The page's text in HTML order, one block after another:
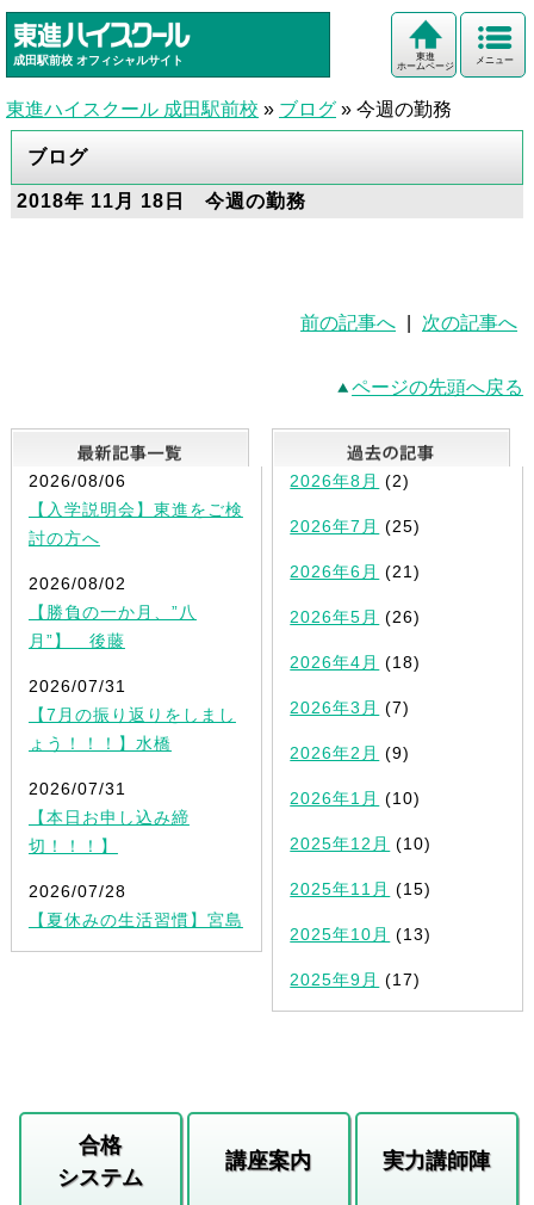
成田駅前校 オフィシャルサイト メニュー
東進
ホームページ
東進ハイスクール 成田駅前校 » ブログ » 今週の勤務
ブログ
2018年 11月 18日 今週の勤務
前の記事へ 次の記事へ
ページの先頭へ戻る
最新記事一覧
2026/08/06
【入学説明会】東進をご検
討の方へ
2026/08/02
【勝負の一か月、”八
月”】 後藤
2026/07/31
【7月の振り返りをしまし
ょう！！！】水橋
2026/07/31
【本日お申し込み締
切！！！】
2026/07/28
【夏休みの生活習慣】宮島
2026年8月 (2)
2026年7月 (25)
2026年6月 (21)
2026年5月 (26)
2026年4月 (18)
2026年3月 (7)
2026年2月 (9)
2026年1月 (10)
2025年12月 (10)
2025年11月 (15)
2025年10月 (13)
2025年9月 (17)
合格
システム
講座案内 実力講師陣